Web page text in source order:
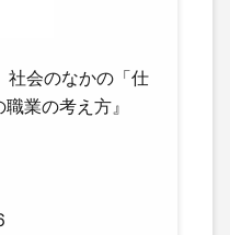
社会のなかの「仕
業の考え方』